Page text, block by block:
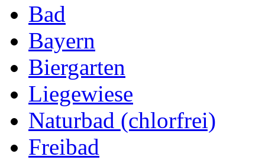
Bad
Bayern
Biergarten
Liegewiese
Naturbad (chlorfrei)
Freibad